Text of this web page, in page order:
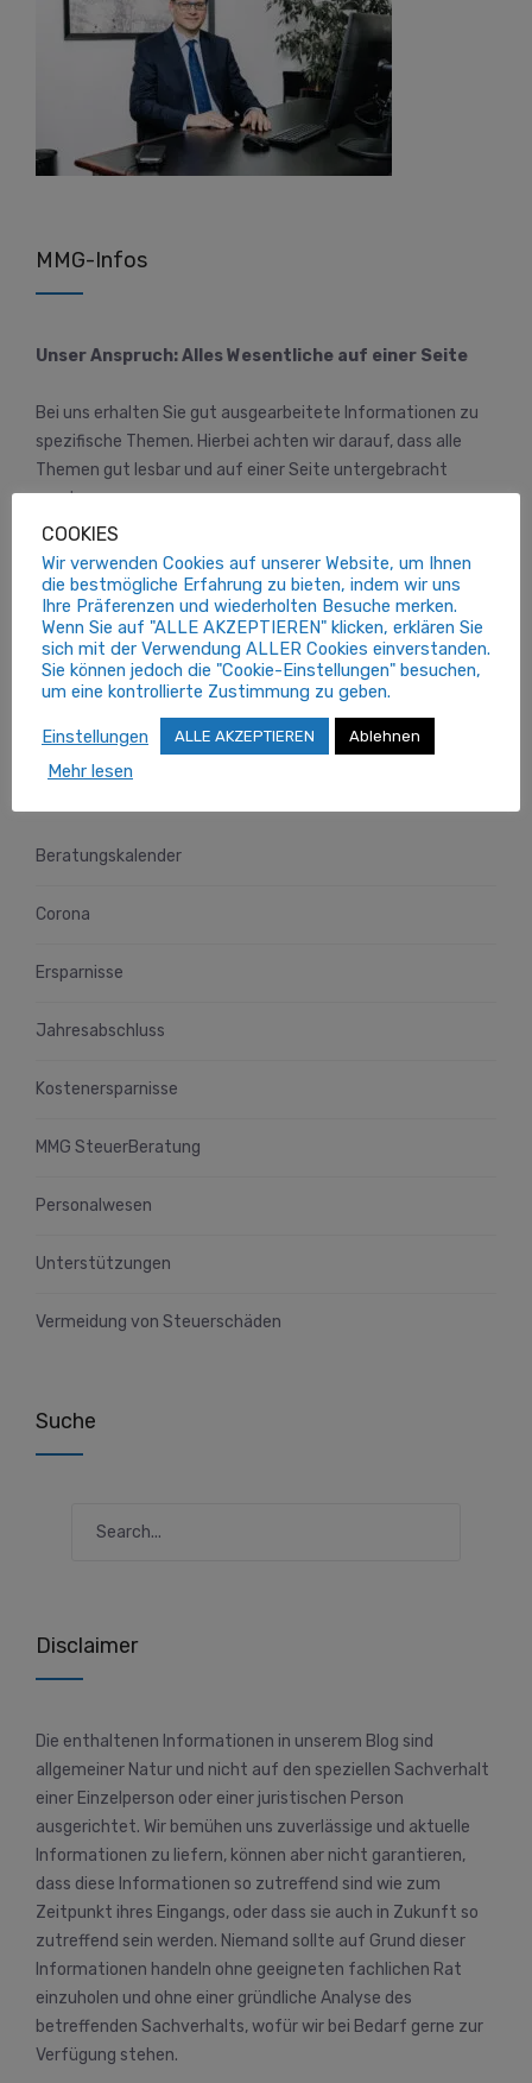
MMG-Infos
Unser Anspruch: Alles Wesentliche auf einer Seite
Bei uns erhalten Sie gut ausgearbeitete Informationen zu
spezifische Themen. Hierbei achten wir darauf, dass alle
Themen gut lesbar und auf einer Seite untergebracht
werden.
Kundenbereich
Beratungsfelder
Beratungskalender
Corona
Ersparnisse
Jahresabschluss
Kostenersparnisse
MMG SteuerBeratung
Personalwesen
Unterstützungen
Vermeidung von Steuerschäden
Suche
Disclaimer
Die enthaltenen Informationen in unserem Blog sind
allgemeiner Natur und nicht auf den speziellen Sachverhalt
einer Einzelperson oder einer juristischen Person
ausgerichtet. Wir bemühen uns zuverlässige und aktuelle
Informationen zu liefern, können aber nicht garantieren,
dass diese Informationen so zutreffend sind wie zum
Zeitpunkt ihres Eingangs, oder dass sie auch in Zukunft so
zutreffend sein werden. Niemand sollte auf Grund dieser
Informationen handeln ohne geeigneten fachlichen Rat
einzuholen und ohne einer gründliche Analyse des
betreffenden Sachverhalts, wofür wir bei Bedarf gerne zur
Verfügung stehen.
COOKIES
Wir verwenden Cookies auf unserer Website, um Ihnen
die bestmögliche Erfahrung zu bieten, indem wir uns
Ihre Präferenzen und wiederholten Besuche merken.
Wenn Sie auf "ALLE AKZEPTIEREN" klicken, erklären Sie
sich mit der Verwendung ALLER Cookies einverstanden.
Sie können jedoch die "Cookie-Einstellungen" besuchen,
um eine kontrollierte Zustimmung zu geben.
Einstellungen ALLE AKZEPTIEREN Ablehnen
Mehr lesen